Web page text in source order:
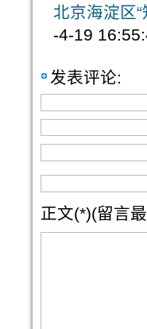
北京海淀区
-4-19
发表评论:
正文(*)(留言